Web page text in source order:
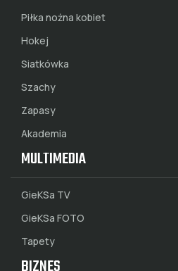
Piłka nożna kobiet
Hokej
Siatkówka
Szachy
Zapasy
Akademia
MULTIMEDIA
GieKSa TV
GieKSa FOTO
Tapety